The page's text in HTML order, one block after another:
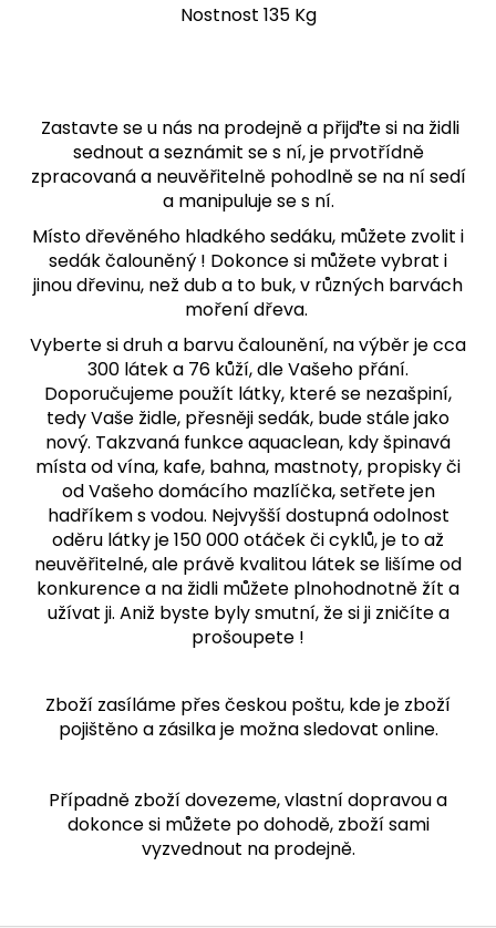
Nostnost 135 Kg
Zastavte se u nás na prodejně a přijďte si na židli
sednout a seznámit se s ní, je prvotřídně
zpracovaná a neuvěřitelně pohodlně se na ní sedí
a manipuluje se s ní.
Místo dřevěného hladkého sedáku, můžete zvolit i
sedák čalouněný ! Dokonce si můžete vybrat i
jinou dřevinu, než dub a to buk, v různých barvách
moření dřeva.
Vyberte si druh a barvu čalounění, na výběr je cca
300 látek a 76 kůží, dle Vašeho přání.
Doporučujeme použít látky, které se nezašpiní,
tedy Vaše židle, přesněji sedák, bude stále jako
nový. Takzvaná funkce aquaclean, kdy špinavá
místa od vína, kafe, bahna, mastnoty, propisky či
od Vašeho domácího mazlíčka, setřete jen
hadříkem s vodou. Nejvyšší dostupná odolnost
oděru látky je 150 000 otáček či cyklů, je to až
neuvěřitelné, ale právě kvalitou látek se lišíme od
konkurence a na židli můžete plnohodnotně žít a
užívat ji. Aniž byste byly smutní, že si ji zničíte a
prošoupete !
Zboží zasíláme přes českou poštu, kde je zboží
pojištěno a zásilka je možna sledovat online.
Případně zboží dovezeme, vlastní dopravou a
dokonce si můžete po dohodě, zboží sami
vyzvednout na prodejně.